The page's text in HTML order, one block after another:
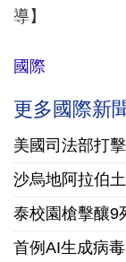
導】
國際
更多國際新
美國司法部打
沙烏地阿拉伯
泰校園槍擊釀9
首例AI生成病